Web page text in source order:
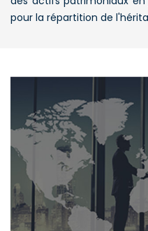
pour la répartition de